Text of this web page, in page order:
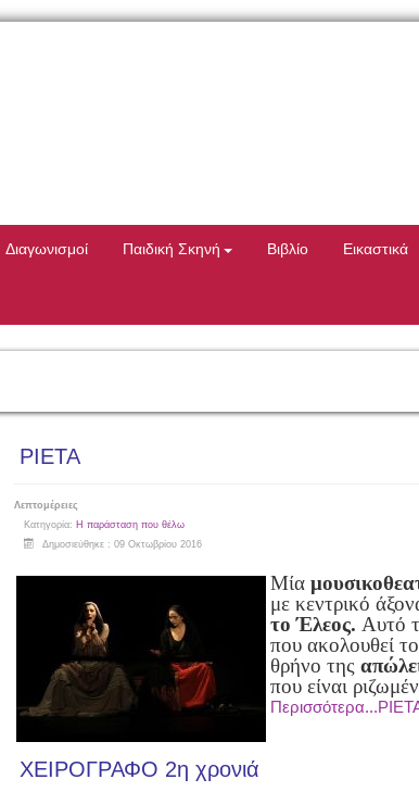
Διαγωνισμοί Παιδική Σκηνή Βιβλίο Εικαστικά
PIETA
Λεπτομέρειες
Κατηγορία: Η παράσταση που θέλω
Δημοσιεύθηκε : 09 Οκτωβρίου 2016
Μία
με κεντρικό
το Έλεος. Αυτό
που ακολουθεί
θρήνο της
που είναι
ΧΕΙΡΟΓΡΑΦΟ 2η χρονιά